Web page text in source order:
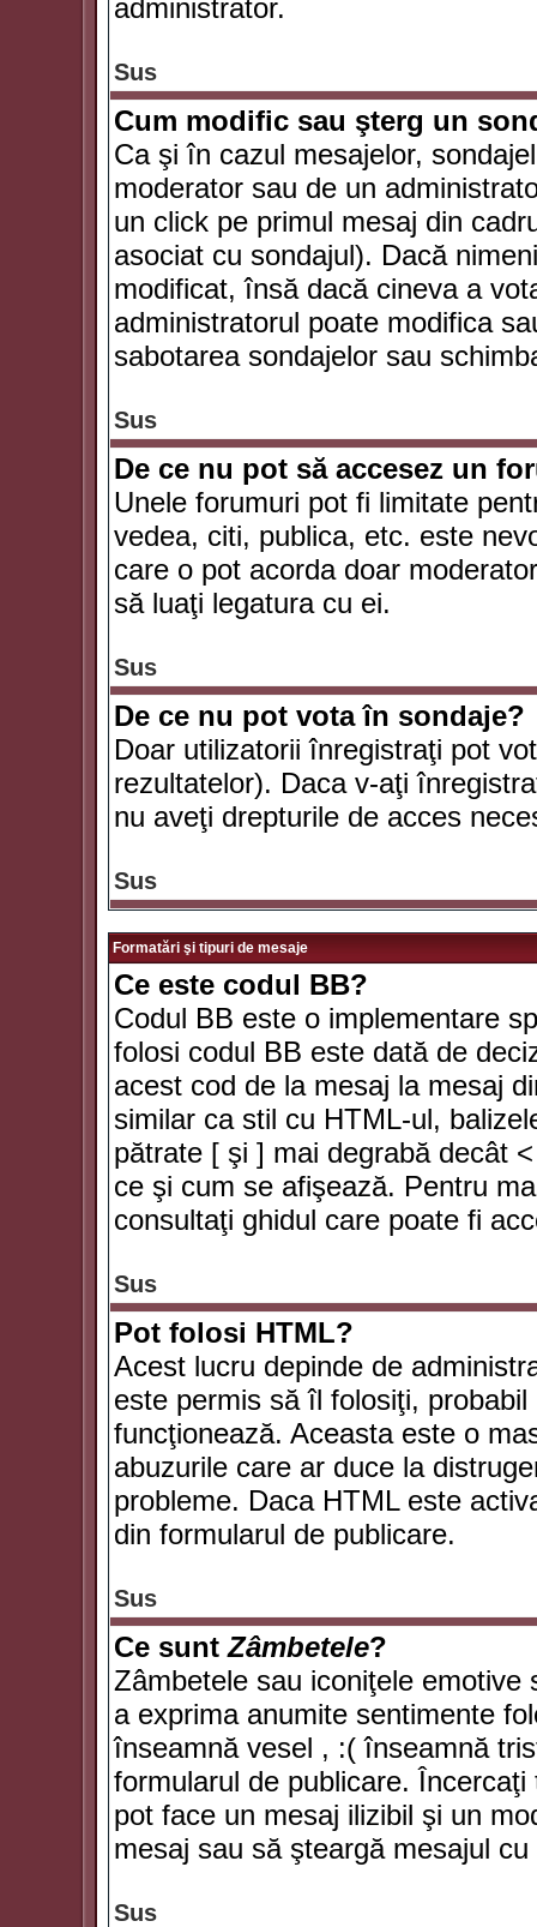
administrator.
Sus
Cum modific sau şterg un
Ca şi în cazul mesajelor,
moderator sau de un
un click pe primul mesaj din
asociat cu sondajul). Dacă
modificat, însă dacă cineva a
administratorul poate modifica
sabotarea sondajelor sau
Sus
De ce nu pot să accesez un
Unele forumuri pot fi limitate
vedea, citi, publica, etc. este
care o pot acorda doar
să luaţi legatura cu ei.
Sus
De ce nu pot vota în sondaje?
Doar utilizatorii înregistraţi pot
rezultatelor). Daca v-aţi
nu aveţi drepturile de acces
Sus
Formatări şi tipuri de mesaje
Ce este codul BB?
Codul BB este o implementare
folosi codul BB este dată de
acest cod de la mesaj la mesaj
similar ca stil cu HTML-ul,
pătrate [ şi ] mai degrabă decât
ce şi cum se afişează. Pentru
consultaţi ghidul care poate fi
Sus
Pot folosi HTML?
Acest lucru depinde de
este permis să îl folosiţi,
funcţionează. Aceasta este o
abuzurile care ar duce la
probleme. Daca HTML este
din formularul de publicare.
Sus
Ce suntZâmbetele?
Zâmbetele sau iconiţele
a exprima anumite sentimente
înseamnă vesel , :( înseamnă
formularul de publicare.
pot face un mesaj ilizibil şi un
mesaj sau să şteargă mesajul cu
Sus